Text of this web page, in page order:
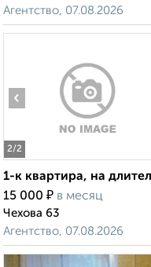
Агентство, 07.08.2026
2/2
‹
1-к квартира, на
15 000 ₽ в месяц
Чехова 63
Агентство, 07.08.2026